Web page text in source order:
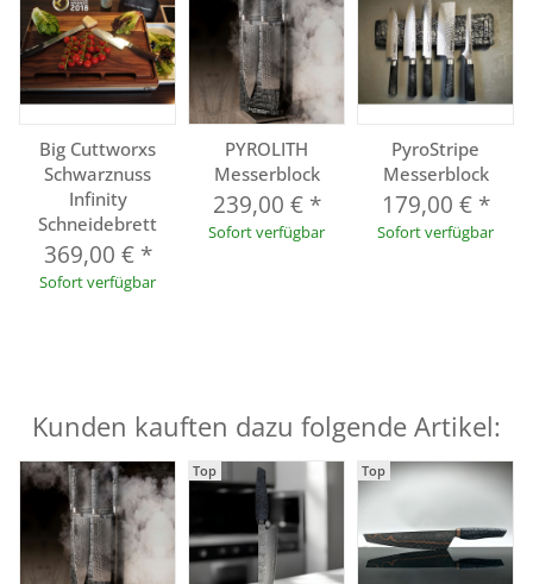
Big Cuttworxs
Schwarznuss
Infinity
Schneidebrett
369,00 € *
Sofort verfügbar
PYROLITH
Messerblock
239,00 € *
Sofort verfügbar
PyroStripe
Messerblock
179,00 € *
Sofort verfügbar
Kunden kauften dazu folgende Artikel:
Top Top